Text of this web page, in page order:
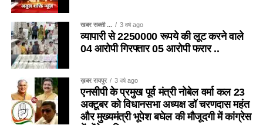
खबर सक्ती ... 3 वर्ष ago
व्यापारी से 2250000 रूपये की लूट करने वाले
04 आरोपी गिरफ्तार 05 आरोपी फरार ..
ख़बर रायपुर 3 वर्ष ago
एनसीपी के प्रमुख पूर्व मंत्री नोबेल वर्मा कल 23
अक्टूबर को विधानसभा अध्यक्ष डॉ चरणदास महंत
और मुख्यमंत्री भूपेश बघेल की मौजूदगी में कांग्रेस